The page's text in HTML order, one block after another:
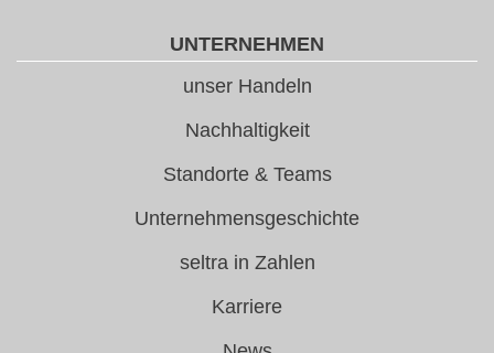
UNTERNEHMEN
unser Handeln
Nachhaltigkeit
Standorte & Teams
Unternehmensgeschichte
seltra in Zahlen
Karriere